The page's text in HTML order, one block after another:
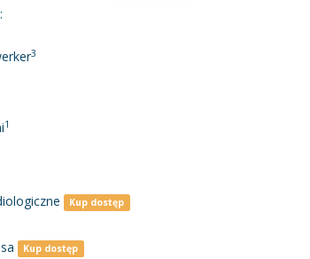
3
1
Kup dostęp
Kup dostęp